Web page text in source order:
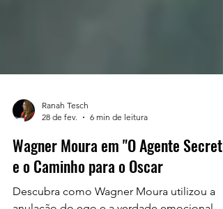
28 de fev.
6 min de leitura
Wagner Moura em "O Agente Secreto"
e o Caminho para o Oscar